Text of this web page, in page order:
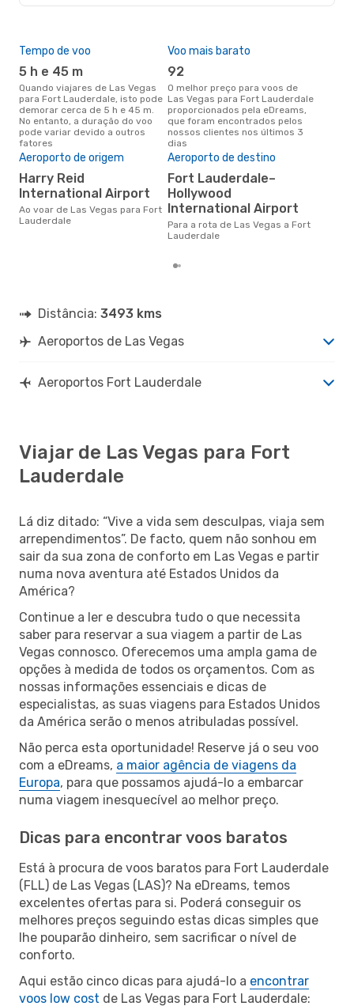
Tempo de voo
5 h e 45 m
Quando viajares de Las Vegas
para Fort Lauderdale, isto pode
demorar cerca de 5 h e 45 m.
No entanto, a duração do voo
pode variar devido a outros
fatores
Voo mais barato
92
O melhor preço para voos de
Las Vegas para Fort Lauderdale
proporcionados pela eDreams,
que foram encontrados pelos
nossos clientes nos últimos 3
dias
Aeroporto de origem
Harry Reid
International Airport
Ao voar de Las Vegas para Fort
Lauderdale
Aeroporto de destino
Fort Lauderdale–
Hollywood
International Airport
Para a rota de Las Vegas a Fort
Lauderdale
Distância: 3493 kms
Aeroportos de Las Vegas
Aeroportos Fort Lauderdale
Viajar de Las Vegas para Fort
Lauderdale
Lá diz ditado: “Vive a vida sem desculpas, viaja sem
arrependimentos”. De facto, quem não sonhou em
sair da sua zona de conforto em Las Vegas e partir
numa nova aventura até Estados Unidos da
América?
Continue a ler e descubra tudo o que necessita
saber para reservar a sua viagem a partir de Las
Vegas connosco. Oferecemos uma ampla gama de
opções à medida de todos os orçamentos. Com as
nossas informações essenciais e dicas de
especialistas, as suas viagens para Estados Unidos
da América serão o menos atribuladas possível.
Não perca esta oportunidade! Reserve já o seu voo
com a eDreams, a maior agência de viagens da
Europa, para que possamos ajudá-lo a embarcar
numa viagem inesquecível ao melhor preço.
Dicas para encontrar voos baratos
Está à procura de voos baratos para Fort Lauderdale
(FLL) de Las Vegas (LAS)? Na eDreams, temos
excelentes ofertas para si. Poderá conseguir os
melhores preços seguindo estas dicas simples que
lhe pouparão dinheiro, sem sacrificar o nível de
conforto.
Aqui estão cinco dicas para ajudá-lo a encontrar
voos low cost de Las Vegas para Fort Lauderdale: